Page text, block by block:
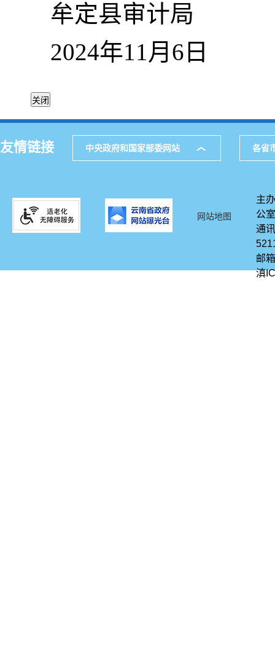
牟定县审计局
2024年11月6日
友情链接 中央政府和国家部委网站 各省
网站地图
主
公室
通
邮
滇